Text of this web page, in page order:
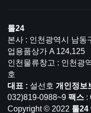
툴24
본사 : 인천광역시 남동
업용품상가 A 124,125
인천물류창고 : 인천광
호
대표 : 설선호 개인정보
032)819-0988~9 팩스 :
Copyright © 2022 툴24